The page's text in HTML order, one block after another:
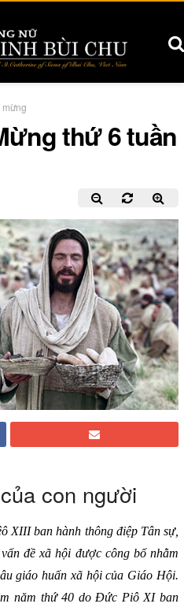
thứ 6 tuần
con người
XIII ban hành thông điệp Tân sự,
đề xã hội được công bố nhằm
giáo huấn xã hội của Giáo Hội.
năm thứ 40 do Đức Piô XI ban